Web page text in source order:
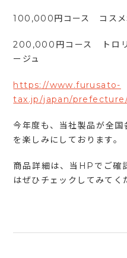
100,000円コース コス
200,000円コース トロ
ージュ
https://www.furusato-
tax.jp/japan/
今年度も、当社製品が全国
を楽しみにしております。
商品詳細は、当HPでご確
はぜひチェックしてみてく